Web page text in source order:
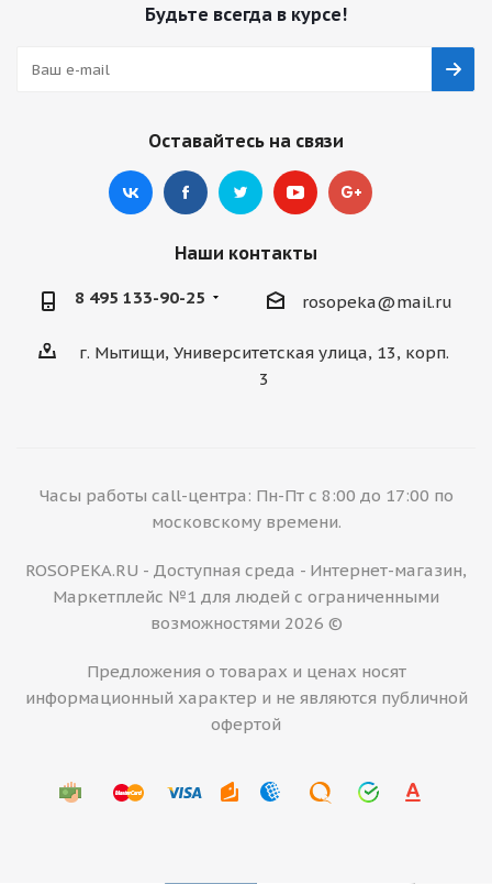
Будьте всегда в курсе!
Оставайтесь на связи
Наши контакты
8 495 133-90-25 rosopeka@mail.ru
г. Мытищи, Университетская улица, 13, корп.
3
Часы работы call-центра: Пн-Пт с 8:00 до 17:00 по
московскому времени.
ROSOPEKA.RU - Доступная среда - Интернет-магазин,
Маркетплейс №1 для людей с ограниченными
возможностями 2026 ©
Предложения о товарах и ценах носят
информационный характер и не являются публичной
офертой